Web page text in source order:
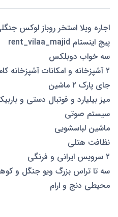
اجاره ویلا استخر روباز لوکس
پیج اینستام rent_vilaa_majid
سه خواب دوبلکس
۲ آشپزخانه و امکانات آشپزخانه کامل
جای پارک ۲ ماشین
میز بیلیارد و فوتبال دستی و
سیستم صوتی
ماشین لباسشویی
نظافت هتلی
۲ سرویس ایرانی و فرنگی
سه تا تراس بزرگ ویو جنگل و
محیطی دنج و ارام